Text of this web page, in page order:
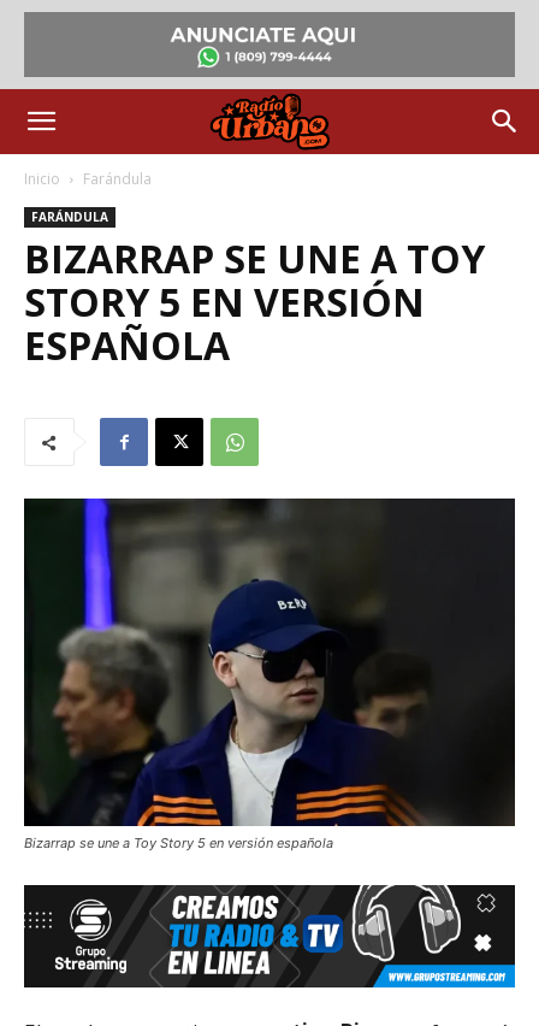
Inicio Farándula
FARÁNDULA
BIZARRAP SE UNE A TOY
STORY 5 EN VERSIÓN
ESPAÑOLA
Bizarrap se une a Toy Story 5 en versión española